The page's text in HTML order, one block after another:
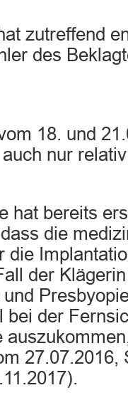
zutreffend
des
18. und
nur
hat bereits
die
die
der
bei der
27.07.2016,